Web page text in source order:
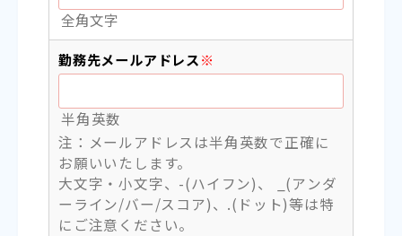
全角文字
勤務先メールアドレス※
半角英数
注：メールアドレスは半角英数で正確に
お願いいたします。
大文字・小文字、-(ハイフン)、 _(アンダ
ーライン/バー/スコア)、.(ドット)等は特
にご注意ください。